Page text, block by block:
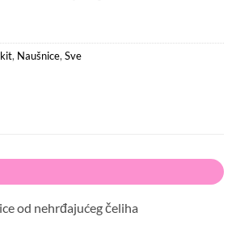
, Naušnice, Sve
od nehrđajućeg čeliha